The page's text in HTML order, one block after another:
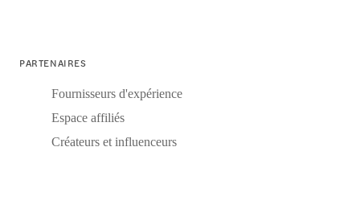
PARTENAIRES
Fournisseurs d'expérience
Espace affiliés
Créateurs et influenceurs